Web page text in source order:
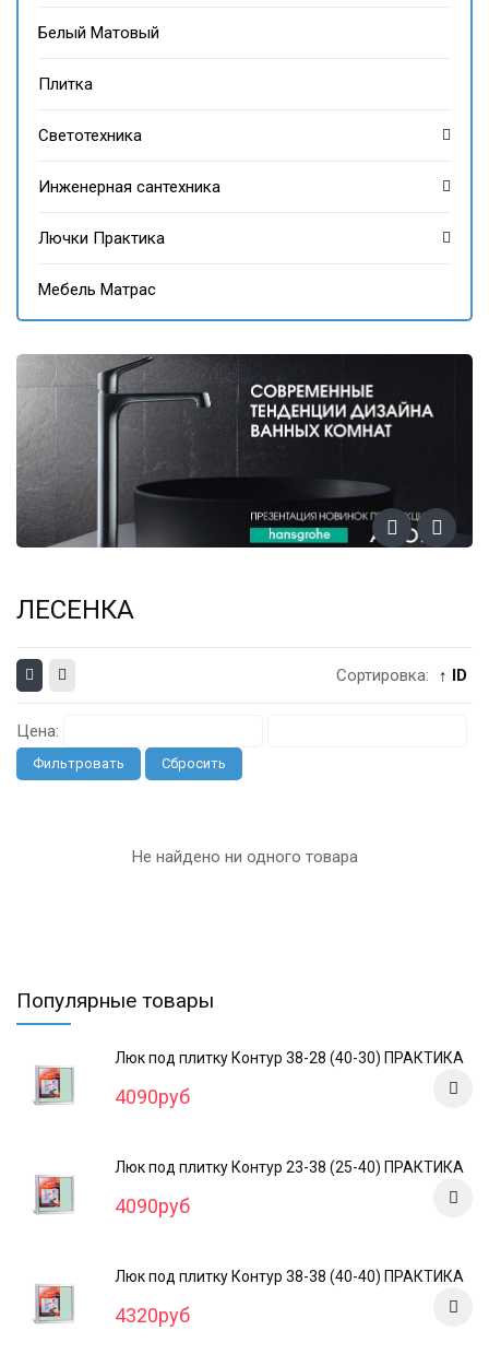
Белый Матовый
Плитка
Светотехника
Инженерная сантехника
Лючки Практика
Мебель Матрас
ЛЕСЕНКА
Сортировка: ↑ ID
Цена:
Фильтровать Сбросить
Не найдено ни одного товара
Популярные товары
Люк под плитку Контур 38-28 (40-30) ПРАКТИКА
4090руб
Люк под плитку Контур 23-38 (25-40) ПРАКТИКА
4090руб
Люк под плитку Контур 38-38 (40-40) ПРАКТИКА
4320руб